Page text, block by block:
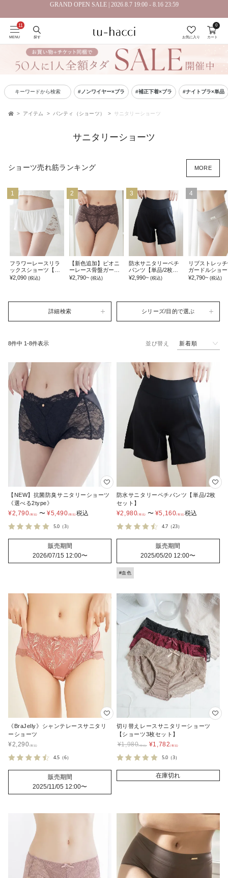
GRAND OPEN SALE | 2026.8.7 19:00 - 8.16 23:59
会員登録で今すぐ使えるポイントプレゼント！
MENU 探す お気に入り カート
0
キーワードから検索 #ノンワイヤー×ブラ #補正下着×ブラ #ナイトブラ×単品
アイテム パンティ（ショーツ） サニタリーショーツ
サニタリーショーツ
ショーツ売れ筋ランキング MORE
1
フラワーレースリラ
ックスショーツ【シ
ョーツ単品】
¥2,090 (税込)
2
【新色追加】ピオニ
ーレース骨盤ガード
ルショーツ【ミドル
¥2,790~ (税込)
3
防水サニタリーペチ
パンツ【単品/2枚セ
ット】
¥2,990~ (税込)
4
リブストレッ
ガードルショ
【ミドル丈/ハ
¥2,790~ (税込)
詳細検索 シリーズ/目的で選ぶ
並び替え 新着順
8件中 1-8件表示
【NEW】抗菌防臭サニタリーショーツ
《選べる2type》
¥2,790 〜 ¥5,490 税込
5.0 （3）
販売期間
2026/07/15 12:00〜
防水サニタリーペチパンツ【単品/2枚
セット】
¥2,980 〜 ¥5,160 税込
4.7（23）
販売期間
2025/05/20 12:00〜
#血色
《BraJelly》シャンテレースサニタリ
ーショーツ
¥2,290
4.5 （6）
販売期間
2025/11/05 12:00〜
切り替えレースサニタリーショーツ
【ショーツ3枚セット】
¥1,980 ¥1,782
5.0（3）
在庫切れ